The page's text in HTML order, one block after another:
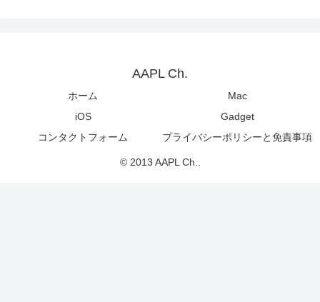
AAPL Ch.
ホーム
Mac
iOS
Gadget
コンタクトフォーム
プライバシーポリシーと免責事項
© 2013 AAPL Ch..